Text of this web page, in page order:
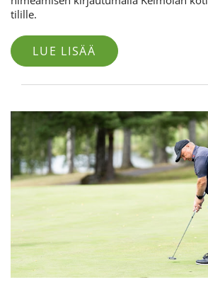
tilille.
LUE LISÄÄ